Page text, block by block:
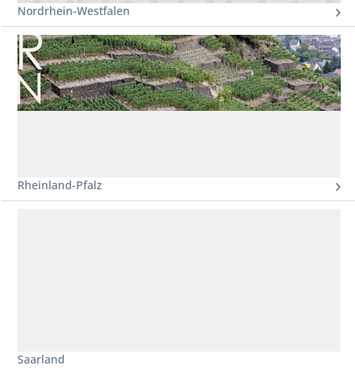
Nordrhein-Westfalen
Rheinland-Pfalz
Saarland